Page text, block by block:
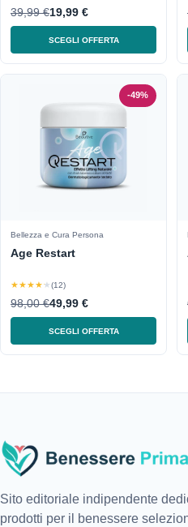
39,99 €19,99 €
SCEGLI OFFERTA
-49%
Bellezza e Cura Persona
Age Restart
★★★★★(12)
98,00 €49,99 €
SCEGLI OFFERTA
Sito editoriale indipendente
prodotti per il benessere